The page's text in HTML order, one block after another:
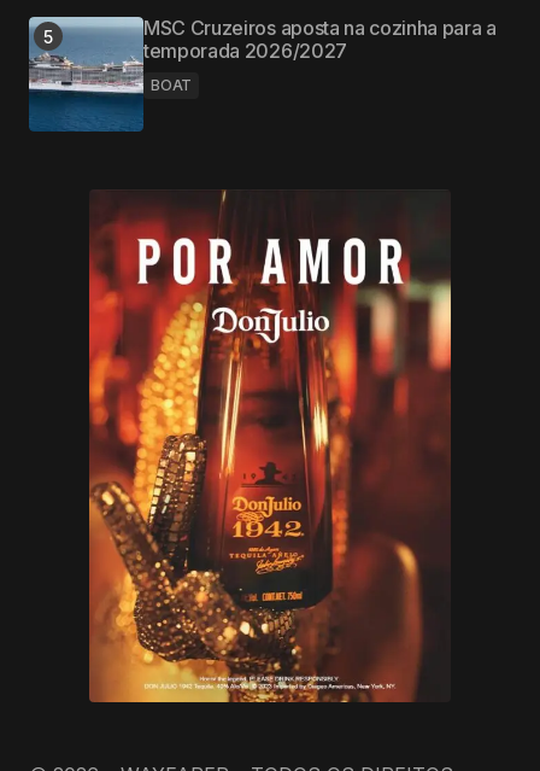
MSC Cruzeiros aposta na cozinha para a
temporada 2026/2027
BOAT